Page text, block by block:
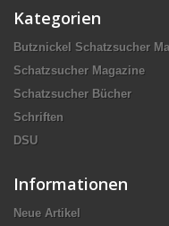
Kategorien
Butznickel Schatzsucher
Schatzsucher Magazine
Schatzsucher Bücher
Schriften
DSU
Informationen
Neue Artikel